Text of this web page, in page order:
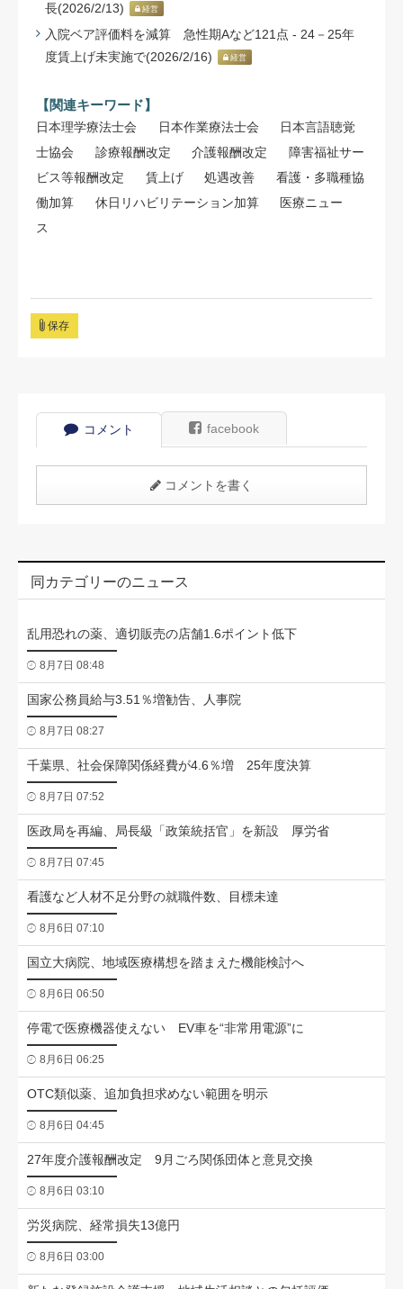
長(2026/2/13)
経営
入院ベア評価料を減算 急性期Aなど121点 - 24－25年
度賃上げ未実施で(2026/2/16)
経営
【関連キーワード】
日本理学療法士会 日本作業療法士会
日本言語聴覚
士協会
診療報酬改定 介護報酬改定
障害福祉サー
ビス等報酬改定
賃上げ 処遇改善
看護・多職種協
働加算
休日リハビリテーション加算
医療ニュー
ス
保存
コメント facebook
コメントを書く
同カテゴリーのニュース
乱用恐れの薬、適切販売の店舗1.6ポイント低下
8月7日 08:48
国家公務員給与3.51％増勧告、人事院
8月7日 08:27
千葉県、社会保障関係経費が4.6％増 25年度決算
8月7日 07:52
医政局を再編、局長級「政策統括官」を新設 厚労省
8月7日 07:45
看護など人材不足分野の就職件数、目標未達
8月6日 07:10
国立大病院、地域医療構想を踏まえた機能検討へ
8月6日 06:50
停電で医療機器使えない EV車を“非常用電源”に
8月6日 06:25
OTC類似薬、追加負担求めない範囲を明示
8月6日 04:45
27年度介護報酬改定 9月ごろ関係団体と意見交換
8月6日 03:10
労災病院、経常損失13億円
8月6日 03:00